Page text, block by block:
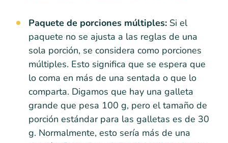
Paquete de porciones múltiples: Si el
paquete no se ajusta a las reglas de una
sola porción, se considera como porciones
múltiples. Esto significa que se espera que
lo coma en más de una sentada o que lo
comparta. Digamos que hay una galleta
grande que pesa 100 g, pero el tamaño de
porción estándar para las galletas es de 30
g. Normalmente, esto sería más de una